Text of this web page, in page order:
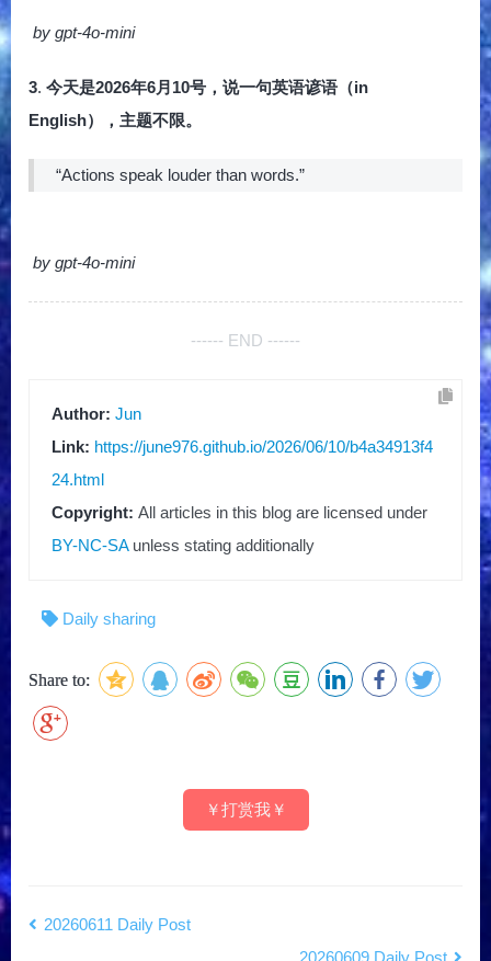
by gpt-4o-mini
3. 今天是2026年6月10号，说一句英语谚语（in
English），主题不限。
“Actions speak louder than words.”
by gpt-4o-mini
------ END ------
Author: Jun
Link: https://june976.github.io/2026/06/10/b4a34913f4
24.html
Copyright: All articles in this blog are licensed under
BY-NC-SAunless stating additionally
Daily sharing
Share to:
￥打赏我￥
20260611 Daily Post